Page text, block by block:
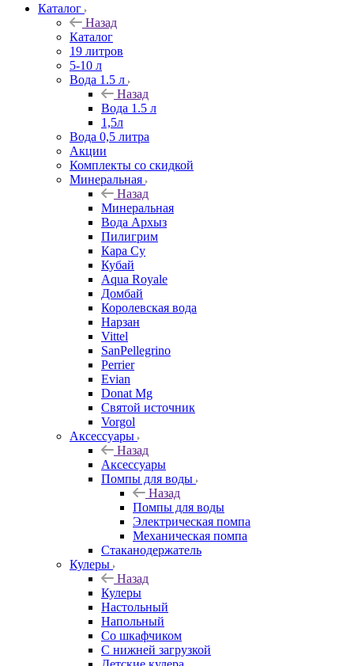
Каталог
Назад
Каталог
19 литров
5-10 л
Вода 1.5 л
Назад
Вода 1.5 л
1,5л
Вода 0,5 литра
Акции
Комплекты со скидкой
Минеральная
Назад
Минеральная
Вода Архыз
Пилигрим
Кара Су
Кубай
Aqua Royale
Домбай
Королевская вода
Нарзан
Vittel
SanPellegrino
Perrier
Evian
Donat Mg
Святой источник
Vorgol
Аксессуары
Назад
Аксессуары
Помпы для воды
Назад
Помпы для воды
Электрическая помпа
Механическая помпа
Стаканодержатель
Кулеры
Назад
Кулеры
Настольный
Напольный
Со шкафчиком
С нижней загрузкой